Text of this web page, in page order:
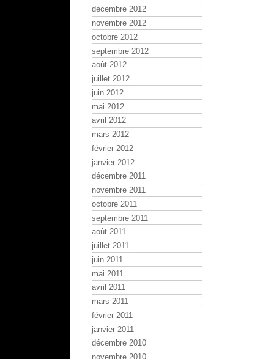
décembre 2012
novembre 2012
octobre 2012
septembre 2012
août 2012
juillet 2012
juin 2012
mai 2012
avril 2012
mars 2012
février 2012
janvier 2012
décembre 2011
novembre 2011
octobre 2011
septembre 2011
août 2011
juillet 2011
juin 2011
mai 2011
avril 2011
mars 2011
février 2011
janvier 2011
décembre 2010
novembre 2010